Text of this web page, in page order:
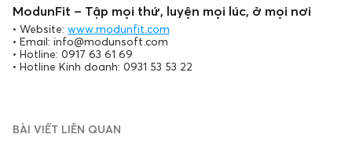
ModunFit – Tập mọi thứ, luyện mọi lúc, ở mọi nơi
• Website: www.modunfit.com
• Email: info@modunsoft.com
• Hotline: 0917 63 61 69
• Hotline Kinh doanh: 0931 53 53 22
BÀI VIẾT LIÊN QUAN